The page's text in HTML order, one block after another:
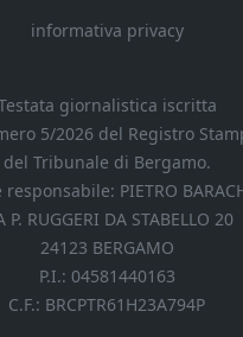
informativa privacy
giornalistica iscritta
5/2026 del Registro
del Tribunale di Bergamo.
PIETRO
P. RUGGERI DA STABELLO 20
24123 BERGAMO
P.I.: 04581440163
C.F.: BRCPTR61H23A794P